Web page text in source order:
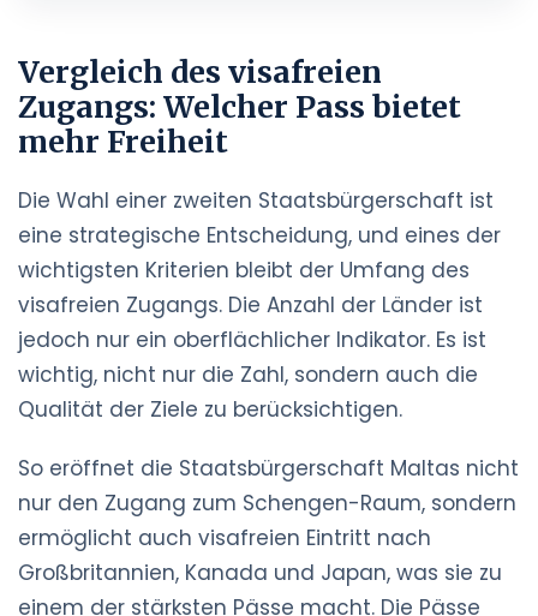
Vergleich des visafreien
Zugangs: Welcher Pass bietet
mehr Freiheit
Die Wahl einer zweiten Staatsbürgerschaft ist
eine strategische Entscheidung, und eines der
wichtigsten Kriterien bleibt der Umfang des
visafreien Zugangs. Die Anzahl der Länder ist
jedoch nur ein oberflächlicher Indikator. Es ist
wichtig, nicht nur die Zahl, sondern auch die
Qualität der Ziele zu berücksichtigen.
So eröffnet die Staatsbürgerschaft Maltas nicht
nur den Zugang zum Schengen-Raum, sondern
ermöglicht auch visafreien Eintritt nach
Großbritannien, Kanada und Japan, was sie zu
einem der stärksten Pässe macht. Die Pässe